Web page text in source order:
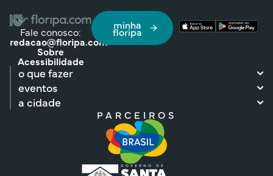
Fale conosco:
redacao@floripa.com
Sobre
Acessibilidade
minha
floripa
o que fazer
eventos
a cidade
PARCEIROS